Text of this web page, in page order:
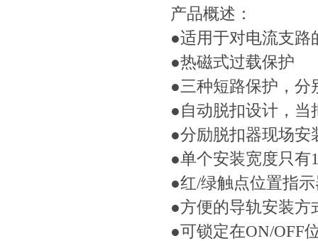
产品概述：
●适用于对电流支路
●热磁式过载保护
●三种短路保护，分
●自动脱扣设计，当
●分励脱扣器现场安
●单个安装宽度只有
●红/绿触点位置指
●方便的导轨安装方
●可锁定在ON/OFF